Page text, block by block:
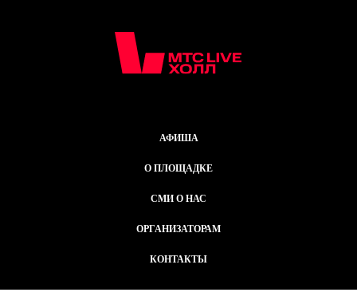
АФИША
О ПЛОЩАДКЕ
СМИ О НАС
ОРГАНИЗАТОРАМ
КОНТАКТЫ